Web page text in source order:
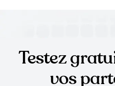
Testez
vos